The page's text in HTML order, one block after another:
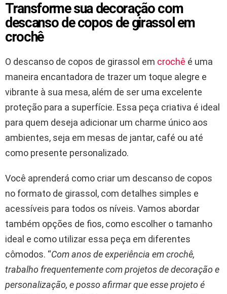
Transforme sua decoração com
descanso de copos de girassol em
crochê
O descanso de copos de girassol em crochê é uma
maneira encantadora de trazer um toque alegre e
vibrante à sua mesa, além de ser uma excelente
proteção para a superfície. Essa peça criativa é ideal
para quem deseja adicionar um charme único aos
ambientes, seja em mesas de jantar, café ou até
como presente personalizado.
Você aprenderá como criar um descanso de copos
no formato de girassol, com detalhes simples e
acessíveis para todos os níveis. Vamos abordar
também opções de fios, como escolher o tamanho
ideal e como utilizar essa peça em diferentes
cômodos. “Com anos de experiência em crochê,
trabalho frequentemente com projetos de decoração e
personalização, e posso afirmar que esse projeto é